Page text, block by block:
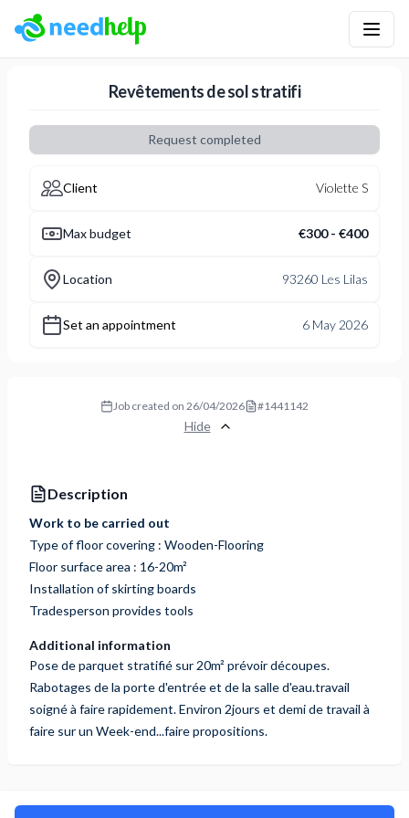
Revêtements de sol stratifi
Request completed
Client Violette S
Max budget €300 - €400
Location 93260 Les Lilas
Set an appointment 6 May 2026
Job created on 26/04/2026 #1441142
Hide
Description
Work to be carried out
Type of floor covering : Wooden-Flooring
Floor surface area : 16-20m²
Installation of skirting boards
Tradesperson provides tools
Additional information
Pose de parquet stratifié sur 20m² prévoir découpes.
Rabotages de la porte d'entrée et de la salle d'eau.travail
soigné à faire rapidement. Environ 2jours et demi de travail à
faire sur un Week-end...faire propositions.
NeedHelp: tradespeople booking platform